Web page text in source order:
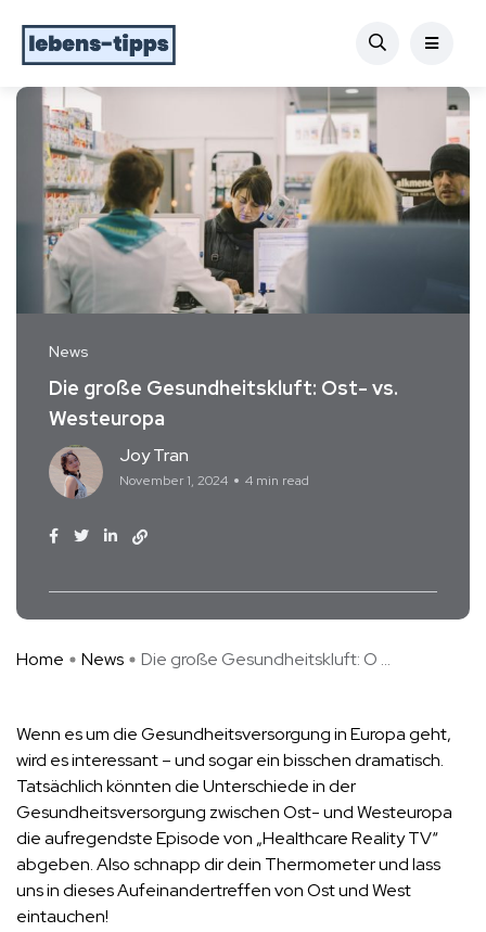
News
Die große Gesundheitskluft: Ost- vs.
Westeuropa
Joy Tran
November 1, 2024 4 min read
Home News Die große Gesundheitskluft: O ...
Wenn es um die Gesundheitsversorgung in Europa geht,
wird es interessant – und sogar ein bisschen dramatisch.
Tatsächlich könnten die Unterschiede in der
Gesundheitsversorgung zwischen Ost- und Westeuropa
die aufregendste Episode von „Healthcare Reality TV“
abgeben. Also schnapp dir dein Thermometer und lass
uns in dieses Aufeinandertreffen von Ost und West
eintauchen!